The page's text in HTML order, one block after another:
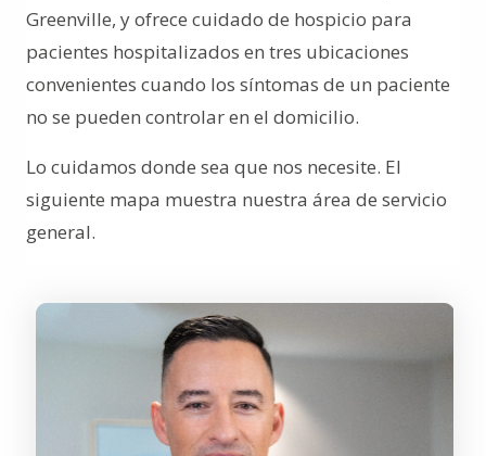
Greenville, y ofrece cuidado de hospicio para
pacientes hospitalizados en tres ubicaciones
convenientes cuando los síntomas de un paciente
no se pueden controlar en el domicilio.
Lo cuidamos donde sea que nos necesite. El
siguiente mapa muestra nuestra área de servicio
general.